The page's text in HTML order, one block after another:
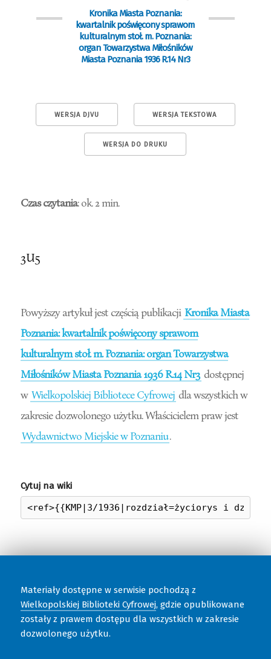
Kronika Miasta Poznania:
kwartalnik poświęcony sprawom
kulturalnym stoł. m. Poznania:
organ Towarzystwa Miłośników
Miasta Poznania 1936 R.14 Nr3
WERSJA DJVU WERSJA TEKSTOWA
WERSJA DO DRUKU
Czas czytania: ok. 2 min.
3U5
Powyższy artykuł jest częścią publikacji Kronika Miasta
Poznania: kwartalnik poświęcony sprawom
kulturalnym stoł. m. Poznania: organ Towarzystwa
Miłośników Miasta Poznania 1936 R.14 Nr3 dostępnej
w Wielkopolskiej Bibliotece Cyfrowej dla wszystkich w
zakresie dozwolonego użytku. Właścicielem praw jest
Wydawnictwo Miejskie w Poznaniu.
Cytuj na wiki
Materiały dostępne w serwisie pochodzą z
Wielkopolskiej Biblioteki Cyfrowej, gdzie opublikowane
zostały z prawem dostępu dla wszystkich w zakresie
dozwolonego użytku.